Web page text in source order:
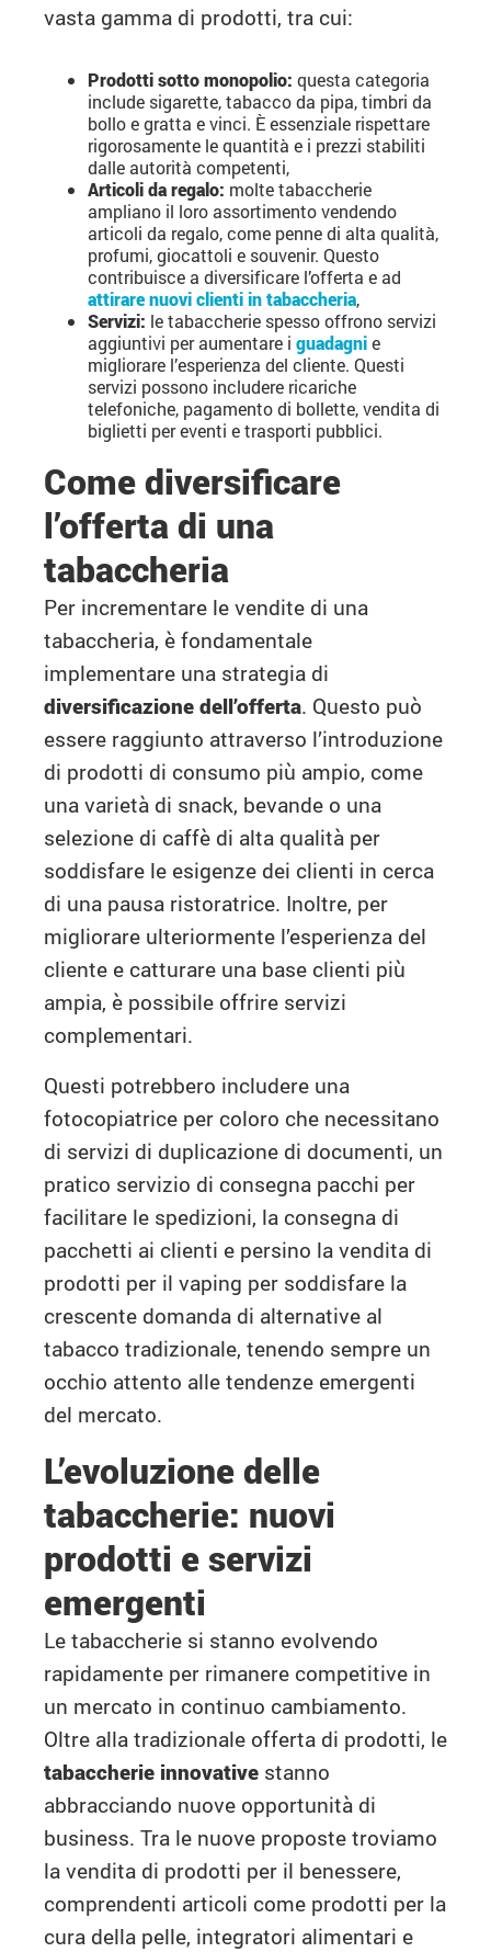
vasta gamma di prodotti, tra cui:
Prodotti sotto monopolio: questa categoria
include sigarette, tabacco da pipa, timbri da
bollo e gratta e vinci. È essenziale rispettare
rigorosamente le quantità e i prezzi stabiliti
dalle autorità competenti,
Articoli da regalo: molte tabaccherie
ampliano il loro assortimento vendendo
articoli da regalo, come penne di alta qualità,
profumi, giocattoli e souvenir. Questo
contribuisce a diversificare l’offerta e ad
attirare nuovi clienti in tabaccheria,
Servizi: le tabaccherie spesso offrono servizi
aggiuntivi per aumentare i guadagnie
migliorare l’esperienza del cliente. Questi
servizi possono includere ricariche
telefoniche, pagamento di bollette, vendita di
biglietti per eventi e trasporti pubblici.
Come diversificare
l’offerta di una
tabaccheria
Per incrementare le vendite di una
tabaccheria, è fondamentale
implementare una strategia di
diversificazione dell’offerta. Questo può
essere raggiunto attraverso l’introduzione
di prodotti di consumo più ampio, come
una varietà di snack, bevande o una
selezione di caffè di alta qualità per
soddisfare le esigenze dei clienti in cerca
di una pausa ristoratrice. Inoltre, per
migliorare ulteriormente l’esperienza del
cliente e catturare una base clienti più
ampia, è possibile offrire servizi
complementari.
Questi potrebbero includere una
fotocopiatrice per coloro che necessitano
di servizi di duplicazione di documenti, un
pratico servizio di consegna pacchi per
facilitare le spedizioni, la consegna di
pacchetti ai clienti e persino la vendita di
prodotti per il vaping per soddisfare la
crescente domanda di alternative al
tabacco tradizionale, tenendo sempre un
occhio attento alle tendenze emergenti
del mercato.
L’evoluzione delle
tabaccherie: nuovi
prodotti e servizi
emergenti
Le tabaccherie si stanno evolvendo
rapidamente per rimanere competitive in
un mercato in continuo cambiamento.
Oltre alla tradizionale offerta di prodotti, le
tabaccherie innovative stanno
abbracciando nuove opportunità di
business. Tra le nuove proposte troviamo
la vendita di prodotti per il benessere,
comprendenti articoli come prodotti per la
cura della pelle, integratori alimentari e